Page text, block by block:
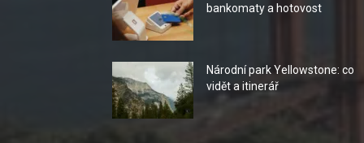
bankomaty a hotovost
Národní park Yellowstone: co
vidět a itinerář